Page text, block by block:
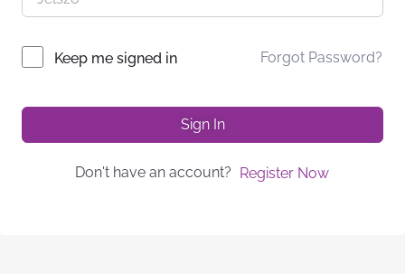
Keep me signed in Forgot Password?
Sign In
Don't have an account? Register Now